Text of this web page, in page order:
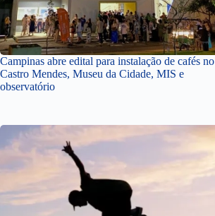
Campinas abre edital para instalação de cafés no
Castro Mendes, Museu da Cidade, MIS e
observatório